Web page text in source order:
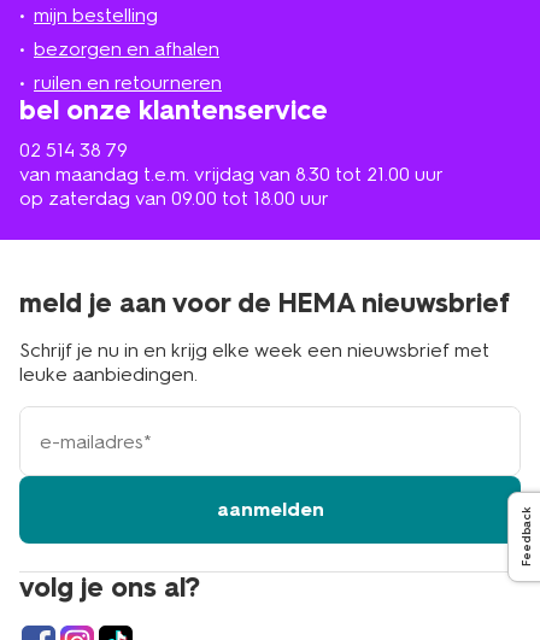
mijn bestelling
bezorgen en afhalen
ruilen en retourneren
bel onze klantenservice
02 514 38 79
van maandag t.e.m. vrijdag van 8.30 tot 21.00 uur
op zaterdag van 09.00 tot 18.00 uur
in
de
buurt
volg je ons al?
meld je aan voor de HEMA nieuwsbrief
Schrijf je nu in en krijg elke week een nieuwsbrief met
leuke aanbiedingen.
e-
mailadres
aanmelden Feedback